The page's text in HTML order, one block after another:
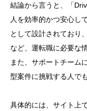
結論から言うと、「
人を効率的かつ安心し
として設計されており
など、運転職に必要な
また、サポートチーム
型案件に挑戦する人で
具体的には、サイト上